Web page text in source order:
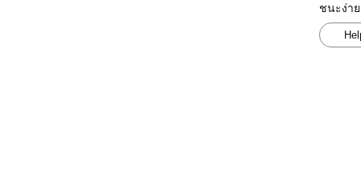
ชนะง่า